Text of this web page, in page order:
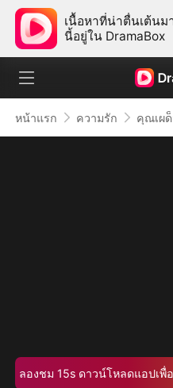
เนื้อหาที่น่าตื่นเต้น
นี้อยู่ใน DramaBox
หน้าแรก ความรัก
ลองชม 15s ดาวน์โหลดแอปเพื่